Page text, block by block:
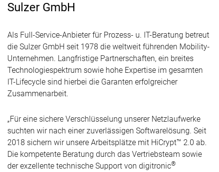
Sulzer GmbH
Als Full-Service-Anbieter für Prozess- u. IT-Beratung betreut
die Sulzer GmbH seit 1978 die weltweit führenden Mobility-
Unternehmen. Langfristige Partnerschaften, ein breites
Technologiespektrum sowie hohe Expertise im gesamten
IT-Lifecycle sind hierbei die Garanten erfolgreicher
Zusammenarbeit.
„Für eine sichere Verschlüsselung unserer Netzlaufwerke
suchten wir nach einer zuverlässigen Softwarelösung. Seit
2018 sichern wir unsere Arbeitsplätze mit HiCrypt™ 2.0 ab.
Die kompetente Beratung durch das Vertriebsteam sowie
der exzellente technische Support von digitronic®